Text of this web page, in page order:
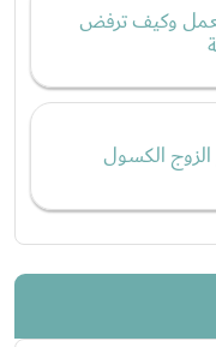
وكيف ترفض
الكسول